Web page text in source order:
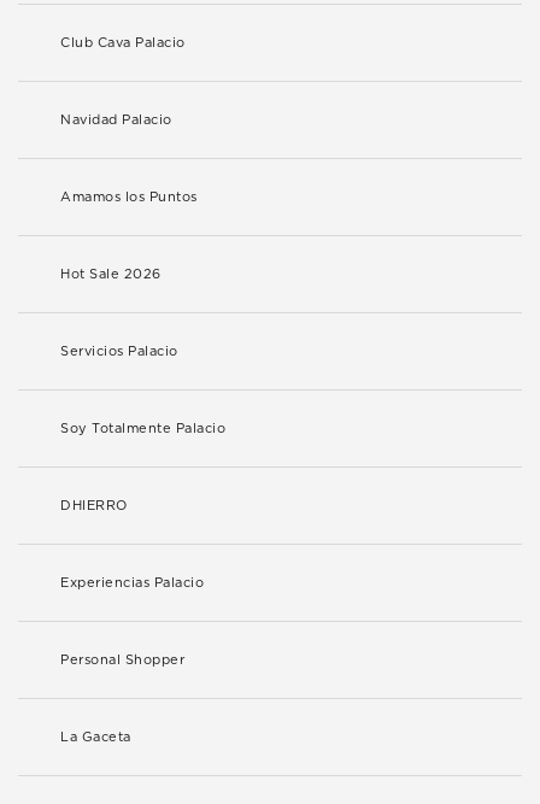
Club Cava Palacio
Navidad Palacio
Amamos los Puntos
Hot Sale 2026
Servicios Palacio
Soy Totalmente Palacio
DHIERRO
Experiencias Palacio
Personal Shopper
La Gaceta